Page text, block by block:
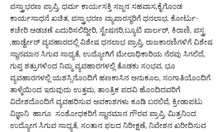
ವಸ್ತ್ರಾಭರಣ ಪ್ರಾಪ್ತಿ, ಧರ್ಮ ಕಾರ್ಯಸಕ್ತಿ ಸಜ್ಜನ ಸಹವಾಸ,ಕೈಗೊಂಡ
ಕಾರ್ಯಸಾಧನೆ ಖಚಿತ, ವಸ್ತ್ರಾಭರಣ ವ್ಯಾಪಾರಸ್ಥರಿಗೆ ಧನಲಾಭ, ಕೋರ್ಟು-
ಕಚೇರಿ ಅಡಚಣೆ ಎದುರಿಸಲಿದ್ದೀರಿ, ಸ್ಟೇಷನರಿ,ಬ್ಯೂಟಿ ಪಾರ್ಲರ್, ಕಿರಾಣಿ, ವಸ್ತ್ರ
,ಹಾರ್ಡ್ವೇರ್ ವ್ಯವಹಾರದಲ್ಲಿ ವಿಶೇಷ ಧನಲಾಭ ಪ್ರಾಪ್ತಿ, ರಾಜಕಾರಣಿಗಳಿಗೆ ವಿಶೇಷ
ಸ್ಥಾನಮಾನ ಸಿಗುವ ಸಾಧ್ಯತೆ, ಉದ್ಯೋಗಿಗೆ ಮೇಲಾಧಿಕಾರಿಯ ನೆರವು ಸಿಗಲಿದೆ,
ಗುಪ್ತ ಶತ್ರುಗಳಿಂದ ನಿಮ್ಮ ವ್ಯವಹಾರಗಳಲ್ಲಿ ತೊಡಕು ಸಂಭವ, ಭೂ
ವ್ಯವಹಾರಗಳಲ್ಲಿ ಯಶಸ್ಸಿನೊಂದಿಗೆ ಹಣಕಾಸಿನ ಅನುಕೂಲ, ಸಂಗಾತಿಯೊಂದಿಗೆ
ತಾಳ್ಮೆಯಿಂದ ಇರುವುದು ಉತ್ತಮ, ತಾಂತ್ರಿಕ ಪದವಿ ಹೊಂದಿದವರಿಗೆ
ವಿದೇಶದೊಂದಿಗೆ ವ್ಯವಹರಿಸುವ ಅವಕಾಶಗಳು ಕೂಡಿ ಬರಲಿವೆ, ಕ್ರೀಡಾಪಟು
ವಿಜ್ಞಾನಿ ಹಾಗೂ ಸಂಶೋಧಕರಿಗೆ ಸ್ಥಾನಮಾನ ಗೌರವ ಪ್ರಾಪ್ತಿ, ಮಿತ್ರನಿಂದ
ಉದ್ಯೋಗ ಸಿಗುವ ಸಾಧ್ಯತೆ, ಸಂತಾನ ಫಲದ ನಿರೀಕ್ಷಣೆ, ನಿವೇಶನ ಖರೀದಿಸುವ